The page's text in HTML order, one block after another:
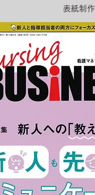
表紙制作